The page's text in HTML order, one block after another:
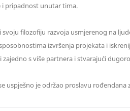
i pripadnost unutar tima.
svoju filozofiju razvoja usmjerenog na
izvršenja projekata i
s više partnera i stvarajući